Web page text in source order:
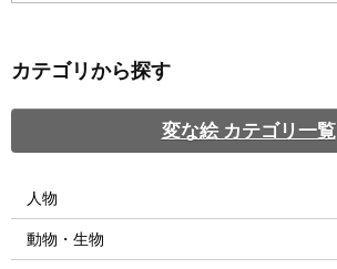
カテゴリから探す
変な絵 カテゴリ一覧
人物
動物・生物